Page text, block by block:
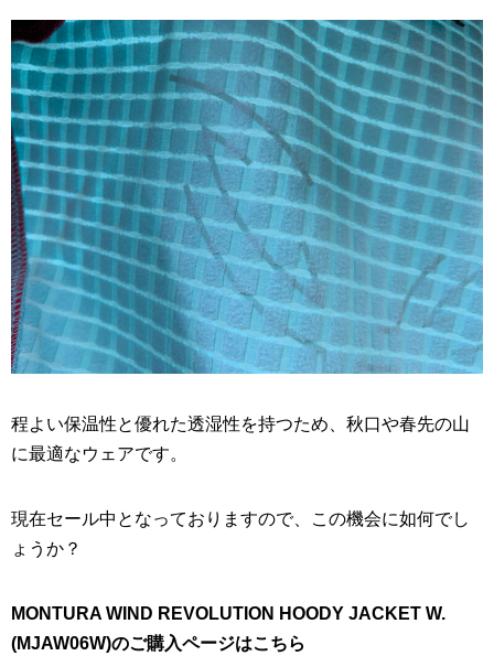
程よい保温性と優れた透湿性を持つため、秋口や春先の山
に最適なウェアです。
現在セール中となっておりますので、この機会に如何でし
ょうか？
MONTURA WIND REVOLUTION HOODY JACKET W.
(MJAW06W)のご購入ページはこちら